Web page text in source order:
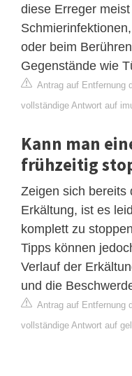
diese Erreger
oder beim
Gegenstände wie
Antrag auf Entfernung
vollständige Antwort auf
Kann man
frühzeitig
Zeigen sich bereits
Erkältung, ist es
komplett zu
Tipps können
Verlauf der
und die
Antrag auf Entfernung
vollständige Antwort auf